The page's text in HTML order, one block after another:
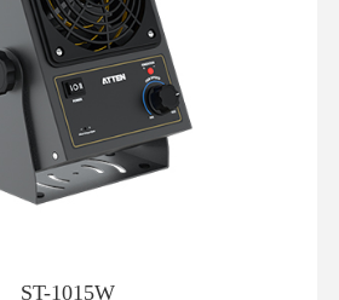
ST-1015W